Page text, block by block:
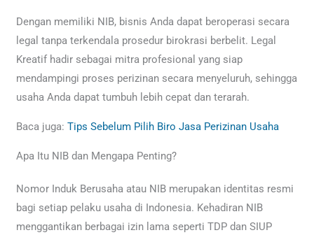
Dengan memiliki NIB, bisnis Anda dapat beroperasi secara
legal tanpa terkendala prosedur birokrasi berbelit. Legal
Kreatif hadir sebagai mitra profesional yang siap
mendampingi proses perizinan secara menyeluruh, sehingga
usaha Anda dapat tumbuh lebih cepat dan terarah.
Baca juga:Tips Sebelum Pilih Biro Jasa Perizinan Usaha
Apa Itu NIB dan Mengapa Penting?
Nomor Induk Berusaha atau NIB merupakan identitas resmi
bagi setiap pelaku usaha di Indonesia. Kehadiran NIB
menggantikan berbagai izin lama seperti TDP dan SIUP